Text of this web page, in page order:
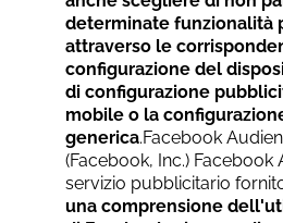
determinate funzionalità
attraverso le
configurazione del
di configurazione
mobile o la
generica.Facebook
(Facebook, Inc.)
servizio pubblicitario
una comprensione